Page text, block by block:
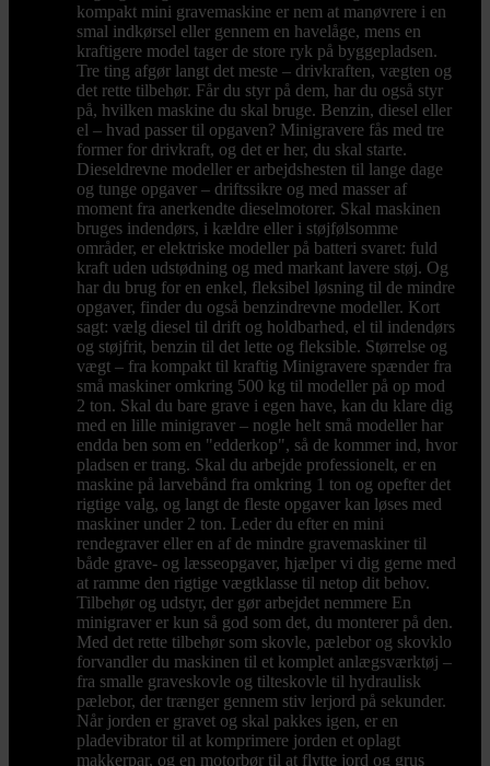
kompakt mini gravemaskine er nem at manøvrere i en
smal indkørsel eller gennem en havelåge, mens en
kraftigere model tager de store ryk på byggepladsen.
Tre ting afgør langt det meste – drivkraften, vægten og
det rette tilbehør. Får du styr på dem, har du også styr
på, hvilken maskine du skal bruge. Benzin, diesel eller
el – hvad passer til opgaven? Minigravere fås med tre
former for drivkraft, og det er her, du skal starte.
Dieseldrevne modeller er arbejdshesten til lange dage
og tunge opgaver – driftssikre og med masser af
moment fra anerkendte dieselmotorer. Skal maskinen
bruges indendørs, i kældre eller i støjfølsomme
områder, er elektriske modeller på batteri svaret: fuld
kraft uden udstødning og med markant lavere støj. Og
har du brug for en enkel, fleksibel løsning til de mindre
opgaver, finder du også benzindrevne modeller. Kort
sagt: vælg diesel til drift og holdbarhed, el til indendørs
og støjfrit, benzin til det lette og fleksible. Størrelse og
vægt – fra kompakt til kraftig Minigravere spænder fra
små maskiner omkring 500 kg til modeller på op mod
2 ton. Skal du bare grave i egen have, kan du klare dig
med en lille minigraver – nogle helt små modeller har
endda ben som en "edderkop", så de kommer ind, hvor
pladsen er trang. Skal du arbejde professionelt, er en
maskine på larvebånd fra omkring 1 ton og opefter det
rigtige valg, og langt de fleste opgaver kan løses med
maskiner under 2 ton. Leder du efter en mini
rendegraver eller en af de mindre gravemaskiner til
både grave- og læsseopgaver, hjælper vi dig gerne med
at ramme den rigtige vægtklasse til netop dit behov.
Tilbehør og udstyr, der gør arbejdet nemmere En
minigraver er kun så god som det, du monterer på den.
Med det rette tilbehør som skovle, pælebor og skovklo
forvandler du maskinen til et komplet anlægsværktøj –
fra smalle graveskovle og tilteskovle til hydraulisk
pælebor, der trænger gennem stiv lerjord på sekunder.
Når jorden er gravet og skal pakkes igen, er en
pladevibrator til at komprimere jorden et oplagt
makkerpar, og en motorbør til at flytte jord og grus